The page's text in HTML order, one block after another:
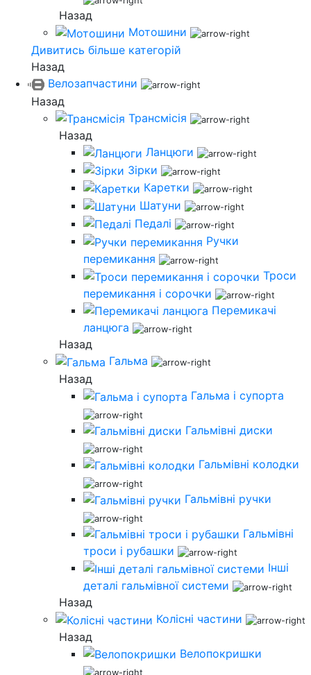
Назад
Мотошини
Дивитись більше категорій
Назад
Велозапчастини
Назад
Трансмісія
Назад
Ланцюги
Зірки
Каретки
Шатуни
Педалі
Ручки
перемикання
Троси
перемикання і сорочки
Перемикачі
ланцюга
Назад
Гальма
Назад
Гальма і супорта
Гальмівні диски
Гальмівні колодки
Гальмівні ручки
Гальмівні
троси і рубашки
Інші
деталі гальмівної системи
Назад
Колісні частини
Назад
Велопокришки